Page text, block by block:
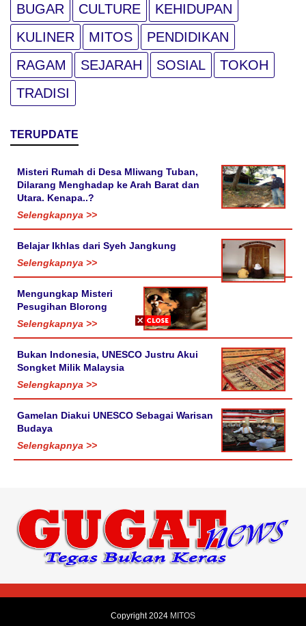
BUGAR CULTURE
KEHIDUPAN
KULINER
MITOS
PENDIDIKAN
RAGAM
SEJARAH SOSIAL
TOKOH
TRADISI
TERUPDATE
Misteri Rumah di Desa Mliwang Tuban,
Dilarang Menghadap ke Arah Barat dan
Utara. Kenapa..?
Selengkapnya >>
Belajar Ikhlas dari Syeh Jangkung
Selengkapnya >>
Mengungkap Misteri
Pesugihan Blorong
Selengkapnya >>
Bukan Indonesia, UNESCO Justru Akui
Songket Milik Malaysia
Selengkapnya >>
Gamelan Diakui UNESCO Sebagai Warisan
Budaya
Selengkapnya >>
Copyright 2024 MITOS